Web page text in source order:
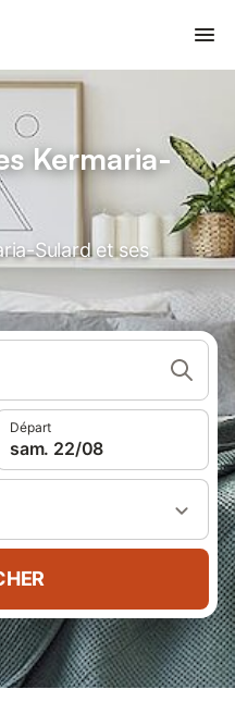
Kermaria-
Sulard et ses
Départ
sam. 22/08